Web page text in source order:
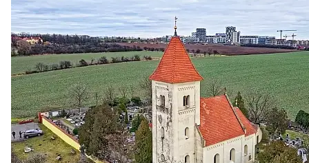
Zastanem se 03. 08. 2026
Politika • Volební seriál #02: Nová výstavba v jihozápadním
městě
Jakými nástroji navrhujete vstupovat z pozice ÚMČ Praha
13 do procesů developerské výstavby např. v lokalitě
Třebonice a Chaby, kterou umožňuje nově schválený
Metropolitn...